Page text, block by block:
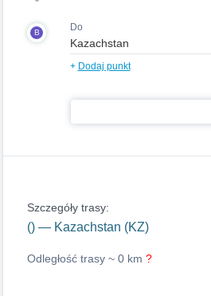
B Do
+ Dodaj punkt
Szczegóły trasy:
() — Kazachstan (KZ)
Odległość trasy ~ 0 km ?